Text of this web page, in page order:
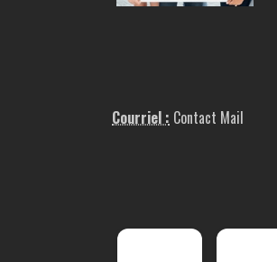
Courriel : Contact Mail